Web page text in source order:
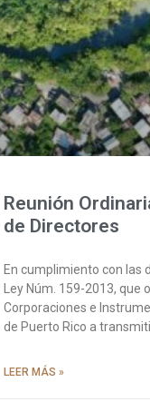
Reunión
de Directores
En cumplimiento con las
Ley Núm. 159-2013, que
Corporaciones e
de Puerto Rico a
LEER MÁS »